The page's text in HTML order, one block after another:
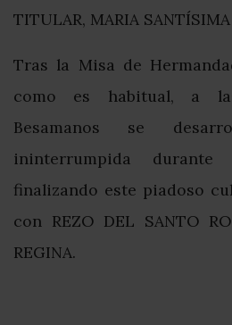
TITULAR, MARIA
Tras la Misa de
como es habitual, a
Besamanos se
ininterrumpida
finalizando este piadoso
con REZO DEL SANTO
REGINA.